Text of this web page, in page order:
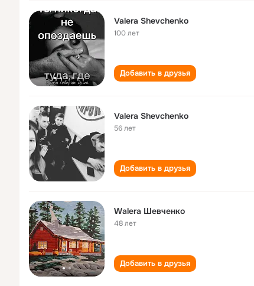
Valera Shevchenko
100 лет
Добавить в друзья
Valera Shevchenko
56 лет
Добавить в друзья
Walera Шевченко
48 лет
Добавить в друзья